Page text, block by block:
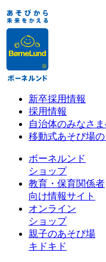
新卒採用情報
採用情報
自治体のみなさ
移動式あそび場
ボーネルンド
ショップ
教育・保育関係者
向け情報サイト
オンライン
ショップ
親子のあそび場
キドキド